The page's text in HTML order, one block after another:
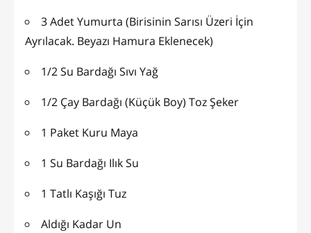
3 Adet Yumurta (Birisinin Sarısı Üzeri İçin
Ayrılacak. Beyazı Hamura Eklenecek)
1/2 Su Bardağı Sıvı Yağ
1/2 Çay Bardağı (Küçük Boy) Toz Şeker
1 Paket Kuru Maya
1 Su Bardağı Ilık Su
1 Tatlı Kaşığı Tuz
Aldığı Kadar Un